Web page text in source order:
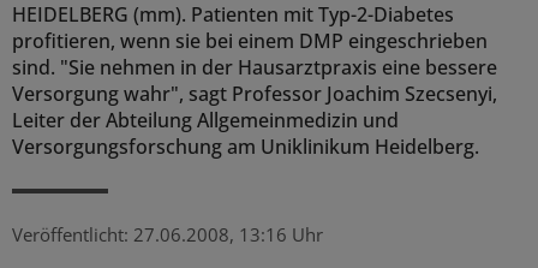
HEIDELBERG (mm). Patienten mit Typ-2-Diabetes
profitieren, wenn sie bei einem DMP eingeschrieben
sind. "Sie nehmen in der Hausarztpraxis eine bessere
Versorgung wahr", sagt Professor Joachim Szecsenyi,
Leiter der Abteilung Allgemeinmedizin und
Versorgungsforschung am Uniklinikum Heidelberg.
Veröffentlicht: 27.06.2008, 13:16 Uhr